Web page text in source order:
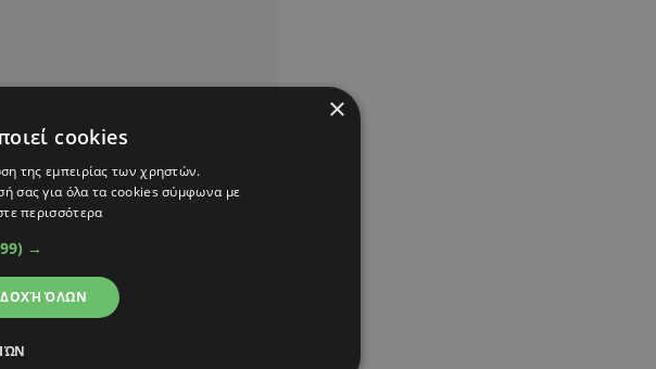
×
cookies
της εμπειρίας των χρηστών.
σας για όλα τα cookies σύμφωνα με
περισσότερα
→
ΌΛΩΝ